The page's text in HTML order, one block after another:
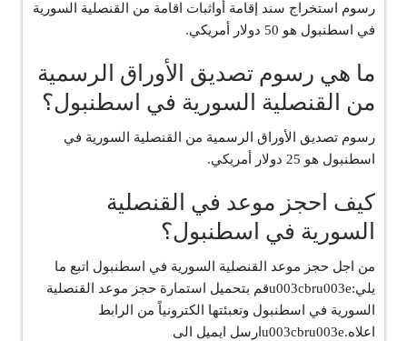
رسوم استخراج سند إقامة أواثبات اقامة من القنصلية السورية
في اسطنبول هو 50 دولار أمريكي.
ما هي رسوم تصديق الأوراق الرسمية
من القنصلية السورية في اسطنبول؟
رسوم تصديق الأوراق الرسمية من القنصلية السورية في
اسطنبول هو 25 دولار أمريكي.
كيف احجز موعد في القنصلية
السورية في اسطنبول؟
من اجل حجز موعد القنصلية السورية في اسطنبول اتبع ما
يلي:u003cbru003eقم بتحميل استمارة حجز موعد القنصلية
السورية في اسطنبول وتعبئتها الكترونياً من الرابط
اعلاه.u003cbru003eارسل ايميل الى